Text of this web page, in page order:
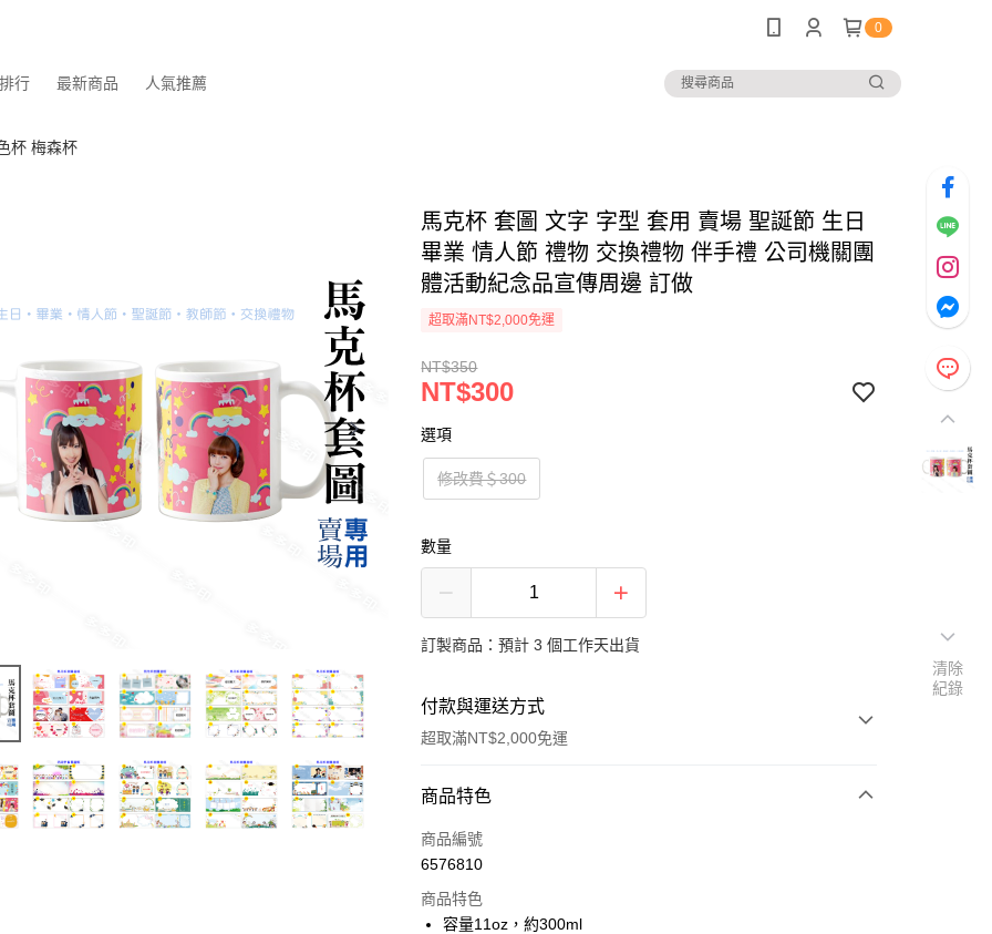
0
行 最新商品 人氣推薦
杯 梅森杯
馬克杯 套圖 文字 字型 套用 賣場 聖誕節 生日
畢業 情人節 禮物 交換禮物 伴手禮 公司機關團
體活動紀念品宣傳周邊 訂做
超取滿NT$2,000免運
NT$350
NT$300
選項
修改費＄300
數量
訂製商品：預計 3 個工作天出貨
付款與運送方式
超取滿NT$2,000免運
付款方式
信用卡一次付款
LINE Pay
商品特色
商品編號
6576810
商品特色
容量11oz，約300ml
清除
紀錄